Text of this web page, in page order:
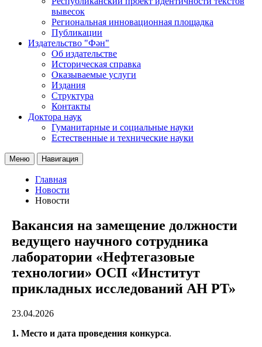
вывесок
Региональная инновационная площадка
Публикации
Издательство "Фән"
Об издательстве
Историческая справка
Оказываемые услуги
Издания
Структура
Контакты
Доктора наук
Гуманитарные и социальные науки
Естественные и технические науки
Меню Навигация
Главная
Новости
Новости
Вакансия на замещение должности
ведущего научного сотрудника
лаборатории «Нефтегазовые
технологии» ОСП «Институт
прикладных исследований АН РТ»
23.04.2026
1. Место и дата проведения конкурса.